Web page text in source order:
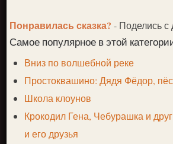
Понравилась сказка?- Поделись с
Самое популярное в этой
Вниз по волшебной реке
Простоквашино: Дядя Фёдор, пёс
Школа клоунов
Крокодил Гена, Чебурашка и
и его друзья